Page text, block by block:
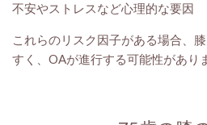
不安やストレスなど心理的な要因
これらのリスク因子がある場合、
すく、OAが進行する可能性があり